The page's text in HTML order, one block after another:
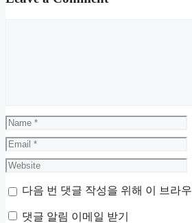
Name
Email
Website
다음 번 댓글 작성을 위해 이 브라
댓글 알림 이메일 받기